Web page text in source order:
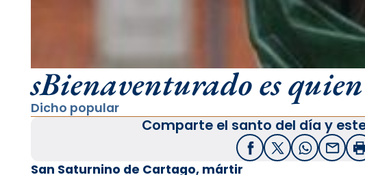
sBienaventurado es
Dicho popular
Comparte el santo del día y
FacebookX / Twitter
WhatsApp
Email
San Saturnino de Cartago, mártir